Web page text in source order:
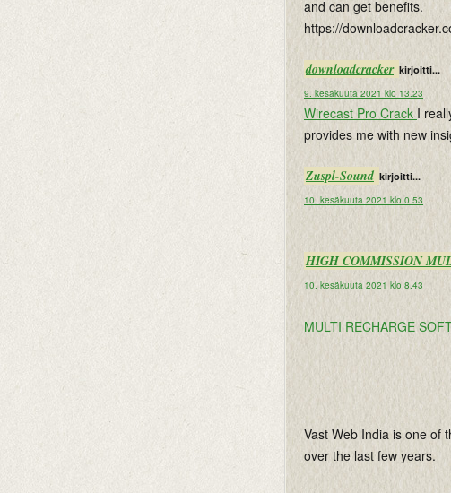
and can get benefits.
https://
downloadcracker kirjoitti...
9. kesäkuuta 2021 klo 13.23
Wirecast Pro Crack I
provides me with new
Zuspl-Sound kirjoitti...
10. kesäkuuta 2021 klo 0.53
HIGH COMMISSION
10. kesäkuuta 2021 klo 8.43
MULTI RECHARGE
Vast Web India is one of
over the last few years.